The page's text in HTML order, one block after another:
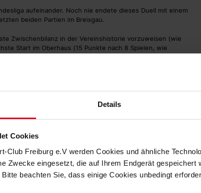
Details
Cookies
Club Freiburg e.V werden Cookies und ähnliche
Zwecke eingesetzt, die auf Ihrem Endgerät gespeichert
beachten Sie, dass einige Cookies unbedingt
aufeinander. Noch nie endete dieses Duell mit einem
beiden Partien im Breisgau.
Zwischenbilanz in der Vereinshistorie vorzuweisen (wie
Start im Oberhaus (15 Punkte nach 8 Spielen, wie
Teams), der SC Freiburg blieb beim 0:2 bei Union
ohne eigenen Treffer.
Mainz, ist seither jedoch 3 Heimspiele lang sieglos (2
1:2 gegen den 1. FC Köln am 3. Spieltag und 0:2
von außerhalb des Sechzehners. An den ersten 7
kassiert.
1 Niederlage). Nach dem 5. Spieltag war Leipzig noch